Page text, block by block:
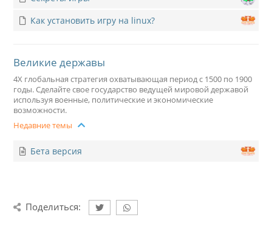
Как установить игру на linux?
Великие державы
4X глобальная стратегия охватывающая период с 1500 по 1900
годы. Сделайте свое государство ведущей мировой державой
используя военные, политические и экономические
возможности.
Недавние темы
Бета версия
Поделиться: